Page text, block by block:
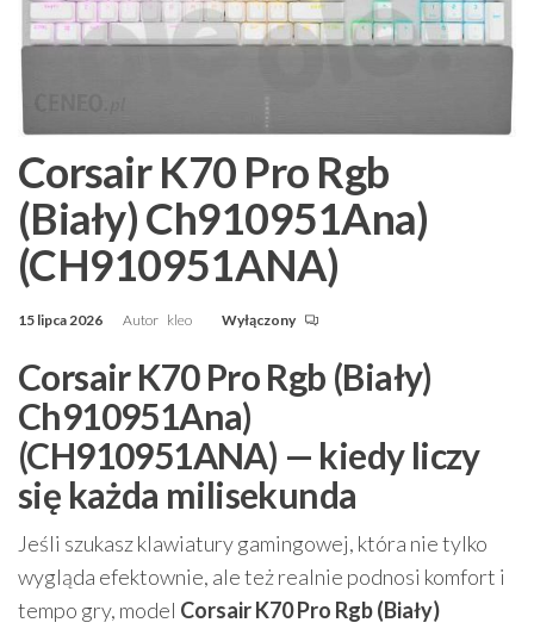
Corsair K70 Pro Rgb
(Biały) Ch910951Ana)
(CH910951ANA)
15 lipca 2026 Autor kleo Wyłączony
Corsair K70 Pro Rgb (Biały)
Ch910951Ana)
(CH910951ANA) — kiedy liczy
się każda milisekunda
Jeśli szukasz klawiatury gamingowej, która nie tylko
wygląda efektownie, ale też realnie podnosi komfort i
tempo gry, model Corsair K70 Pro Rgb (Biały)